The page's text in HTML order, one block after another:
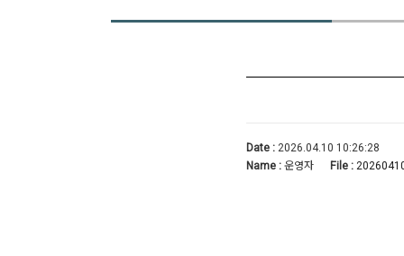
Date :2026.04.10 10:26:28
Name :운영자 File :